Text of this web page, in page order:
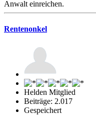
Anwalt einreichen.
Rentenonkel
Helden Mitglied
Beiträge: 2.017
Gespeichert